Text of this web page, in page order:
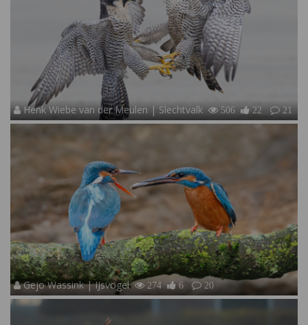
Henk Wiebe van der Meulen | Slechtvalk 506 22 21
Gejo Wassink | IJsvogel 274 6 20